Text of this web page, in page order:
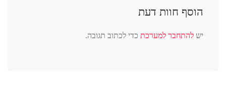
הוסף חוות דעת
יש להתחבר למערכת כדי לכתוב תגובה.